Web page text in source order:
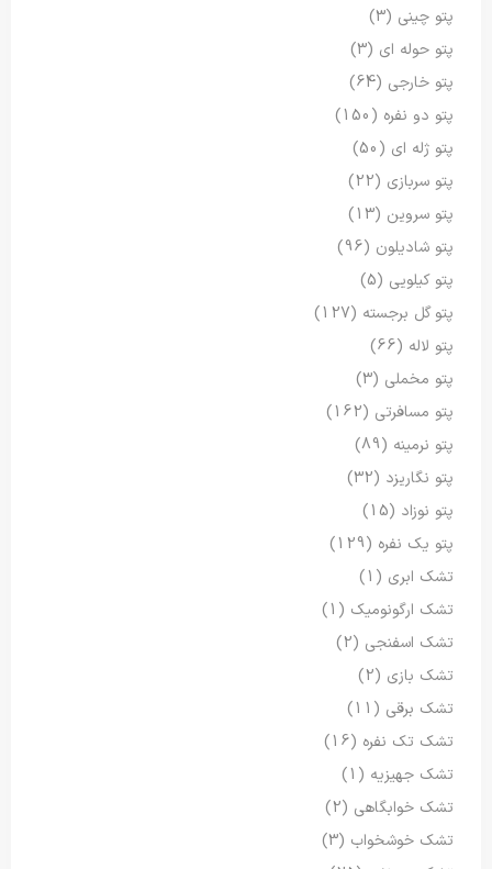
پتو چینی (3)
پتو حوله ای (3)
پتو خارجی (64)
پتو دو نفره (150)
پتو ژله ای (50)
پتو سربازی (22)
پتو سروین (13)
پتو شادیلون (96)
پتو کیلویی (5)
پتو گل برجسته (127)
پتو لاله (66)
پتو مخملی (3)
پتو مسافرتی (162)
پتو نرمینه (89)
پتو نگاریزد (32)
پتو نوزاد (15)
پتو یک نفره (129)
تشک ابری (1)
تشک ارگونومیک (1)
تشک اسفنجی (2)
تشک بازی (2)
تشک برقی (11)
تشک تک نفره (16)
تشک جهیزیه (1)
تشک خوابگاهی (2)
تشک خوشخواب (3)